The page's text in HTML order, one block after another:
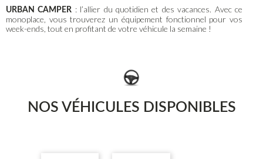
URBAN CAMPER : l’allier du quotidien et des vacances. Avec ce
monoplace, vous trouverez un équipement fonctionnel pour vos
week-ends, tout en profitant de votre véhicule la semaine !
NOS VÉHICULES DISPONIBLES